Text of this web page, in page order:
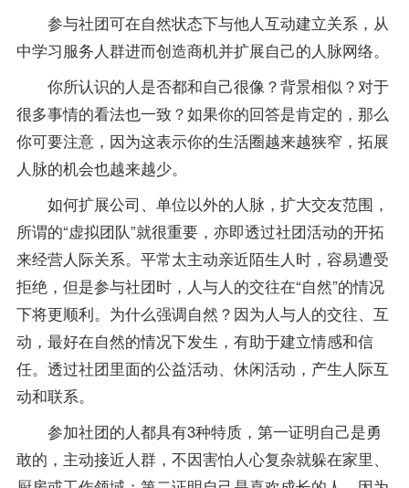
参与社团可在自然状态下与他人互动建立关系，从
中学习服务人群进而创造商机并扩展自己的人脉网络。
你所认识的人是否都和自己很像？背景相似？对于
很多事情的看法也一致？如果你的回答是肯定的，那么
你可要注意，因为这表示你的生活圈越来越狭窄，拓展
人脉的机会也越来越少。
如何扩展公司、单位以外的人脉，扩大交友范围，
所谓的“虚拟团队”就很重要，亦即透过社团活动的开拓
来经营人际关系。平常太主动亲近陌生人时，容易遭受
拒绝，但是参与社团时，人与人的交往在“自然”的情况
下将更顺利。为什么强调自然？因为人与人的交往、互
动，最好在自然的情况下发生，有助于建立情感和信
任。透过社团里面的公益活动、休闲活动，产生人际互
动和联系。
参加社团的人都具有3种特质，第一证明自己是勇
敢的，主动接近人群，不因害怕人心复杂就躲在家里、